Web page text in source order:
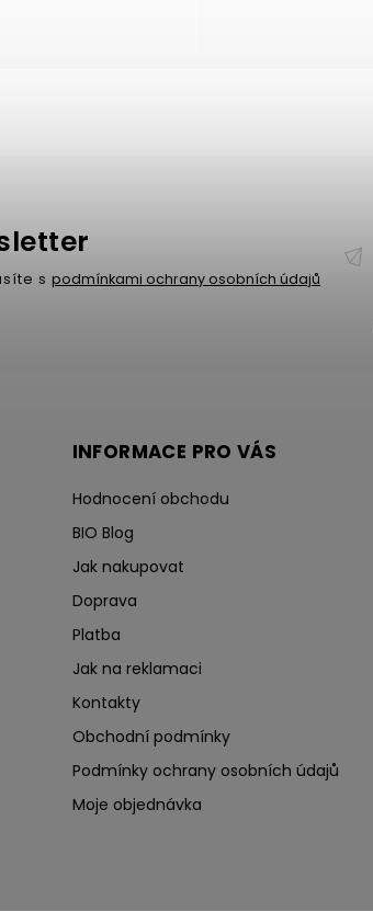
s podmínkami ochrany osobních údajů
INFORMACE PRO VÁS
Hodnocení obchodu
BIO Blog
Jak nakupovat
Doprava
Platba
Jak na reklamaci
Kontakty
Obchodní podmínky
Podmínky ochrany osobních údajů
Moje objednávka